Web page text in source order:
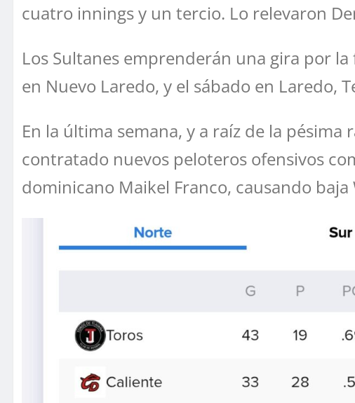
cuatro innings y un tercio. Lo relevaron
Los Sultanes emprenderán una gira por
en Nuevo Laredo, y el sábado en Laredo,
En la última semana, y a raíz de la
contratado nuevos peloteros ofensivos
dominicano Maikel Franco, causando baja